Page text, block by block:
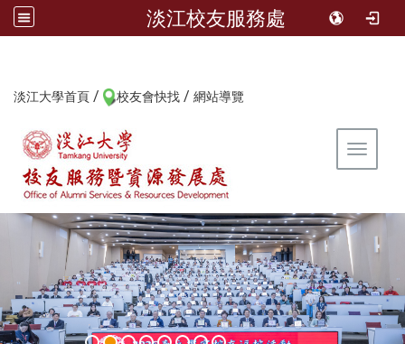
淡江校友服務處
淡江大學首頁 / 校友會快找 / 網站導覽
Toggle